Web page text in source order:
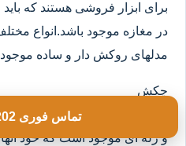
برای ابزار فروشی هستند که
مدلهای روکش دار و ساده
چکش
انواع چکش در مدلهای تمام
و ژله ای موجود است که خود
تماس فوری 09199962202